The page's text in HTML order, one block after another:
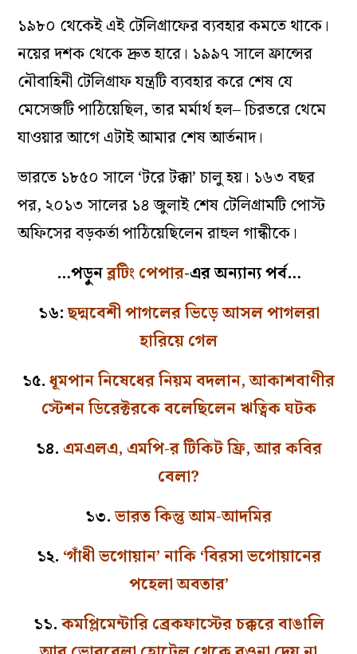
১৯৮০ থেকেই এই টেলিগ্রাফের ব‌্যবহার কমতে থাকে।
নয়ের দশক থেকে দ্রুত হারে। ১৯৯৭ সালে ফ্রান্সের
নৌবাহিনী টেলিগ্রাফ যন্ত্রটি ব‌্যবহার করে শেষ যে
মেসেজটি পাঠিয়েছিল, তার মর্মার্থ হল– চিরতরে থেমে
যাওয়ার আগে এটাই আমার শেষ আর্তনাদ।
ভারতে ১৮৫০ সালে ‘টরে টক্কা’ চালু হয়। ১৬৩ বছর
পর, ২০১৩ সালের ১৪ জুলাই শেষ টেলিগ্রামটি পোস্ট
অফিসের বড়কর্তা পাঠিয়েছিলেন রাহুল গান্ধীকে।
…পড়ুনব্লটিং পেপার-এর অন্যান্য পর্ব…
১৬:ছদ্মবেশী পাগলের ভিড়ে আসল পাগলরা
হারিয়ে গেল
১৫.ধূমপান নিষেধের নিয়ম বদলান, আকাশবাণীর
স্টেশন ডিরেক্টরকে বলেছিলেন ঋত্বিক ঘটক
১৪. এমএলএ, এমপি-র টিকিট ফ্রি, আর কবির
বেলা?
১৩.ভারত কিন্তু আম-আদমির
১২. ‘গাঁধী ভগোয়ান’ নাকি ‘বিরসা ভগোয়ানের
পহেলা অবতার’
১১.কমপ্লিমেন্টারি ব্রেকফাস্টের চক্করে বাঙালি